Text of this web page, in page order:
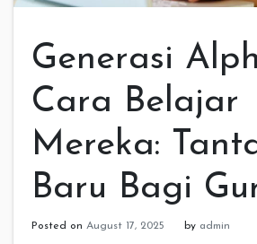
Generasi
Cara Belajar
Mereka:
Baru Bagi
Posted on August 17, 2025 by admin